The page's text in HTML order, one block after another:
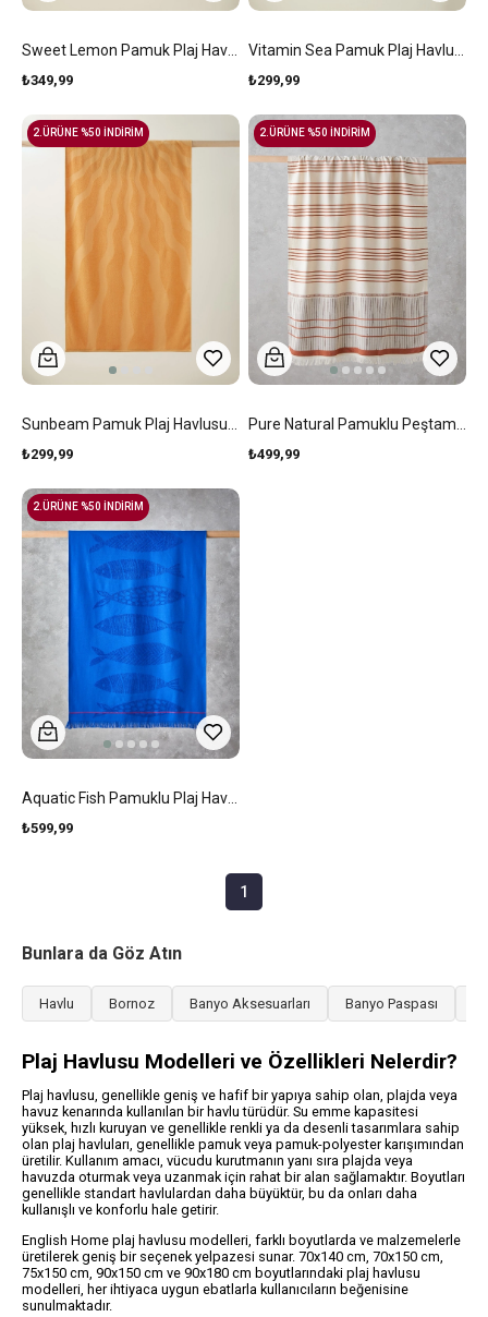
₺349,99 ₺299,99
₺299,99
2.ÜRÜNE %50 İNDİRİM
₺499,99
2.ÜRÜNE %50 İNDİRİM
₺599,99
2.ÜRÜNE %50 İNDİRİM
1
Bunlara da Göz Atın
Havlu Bornoz Banyo Aksesuarları Banyo Paspası
Plaj Havlusu Modelleri ve Özellikleri Nelerdir?
Plaj havlusu, genellikle geniş ve hafif bir yapıya sahip olan, plajda veya
havuz kenarında kullanılan bir havlu türüdür. Su emme kapasitesi
yüksek, hızlı kuruyan ve genellikle renkli ya da desenli tasarımlara sahip
olan plaj havluları, genellikle pamuk veya pamuk-polyester karışımından
üretilir. Kullanım amacı, vücudu kurutmanın yanı sıra plajda veya
havuzda oturmak veya uzanmak için rahat bir alan sağlamaktır. Boyutları
genellikle standart havlulardan daha büyüktür, bu da onları daha
kullanışlı ve konforlu hale getirir.
English Home plaj havlusu modelleri, farklı boyutlarda ve malzemelerle
üretilerek geniş bir seçenek yelpazesi sunar. 70x140 cm, 70x150 cm,
75x150 cm, 90x150 cm ve 90x180 cm boyutlarındaki plaj havlusu
modelleri, her ihtiyaca uygun ebatlarla kullanıcıların beğenisine
sunulmaktadır.